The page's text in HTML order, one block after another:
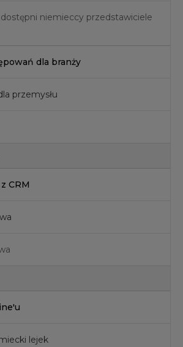
niemieccy przedstawiciele
dla branży
przemysłu
CRM
lejek